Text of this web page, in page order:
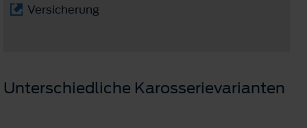
Versicherung
Unterschiedliche Karosserievarianten